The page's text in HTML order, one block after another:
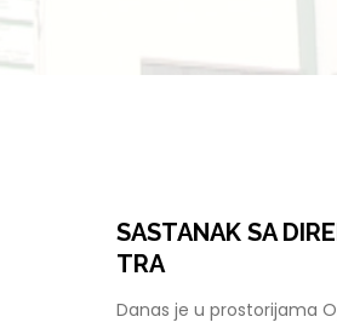
SASTANAK SA
TRA
Danas je u prostorijama